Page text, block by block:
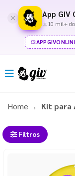
App GIV
10 mil+
Home Kit para
Filtros